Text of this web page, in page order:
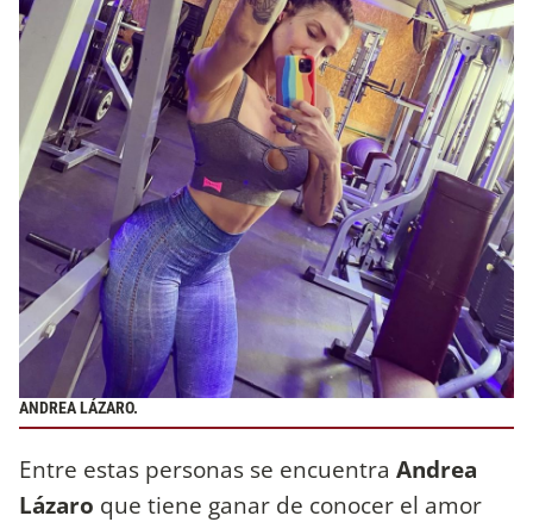
ANDREA LÁZARO.
Entre estas personas se encuentra Andrea
Lázaro que tiene ganar de conocer el amor